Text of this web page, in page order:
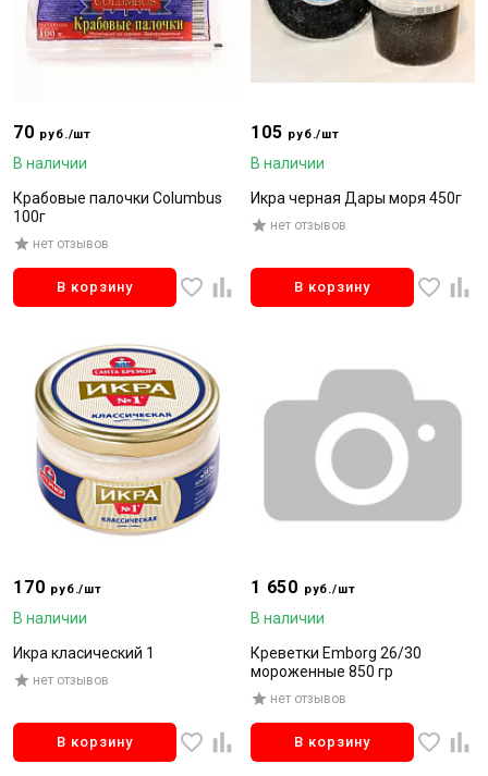
70 руб./шт
В наличии
Крабовые палочки Columbus
100г
нет отзывов
В корзину
105 руб./шт
В наличии
Икра черная Дары моря 450г
нет отзывов
В корзину
170 руб./шт
В наличии
Икра класический 1
нет отзывов
В корзину
1 650 руб./шт
В наличии
Креветки Emborg 26/30
мороженные 850 гр
нет отзывов
В корзину